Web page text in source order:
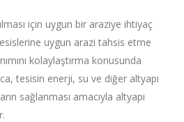
için uygun bir araziye ihtiyaç
uygun arazi tahsis etme
kolaylaştırma konusunda
tesisin enerji, su ve diğer altyapı
sağlanması amacıyla altyapı